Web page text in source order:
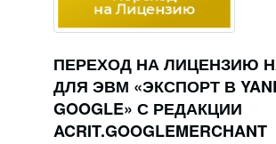
ПЕРЕХОД НА ЛИЦЕНЗИЮ
ДЛЯ ЭВМ «ЭКСПОРТ В
GOOGLE» С РЕДАКЦИИ
ACRIT.GOOGLEMERCHANT